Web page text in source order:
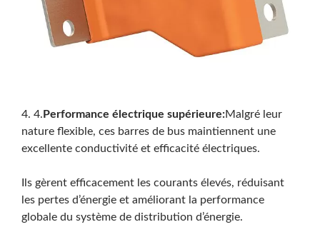
4. 4.Performance électrique supérieure:Malgré leur
nature flexible, ces barres de bus maintiennent une
excellente conductivité et efficacité électriques.
Ils gèrent efficacement les courants élevés, réduisant
les pertes d’énergie et améliorant la performance
globale du système de distribution d’énergie.